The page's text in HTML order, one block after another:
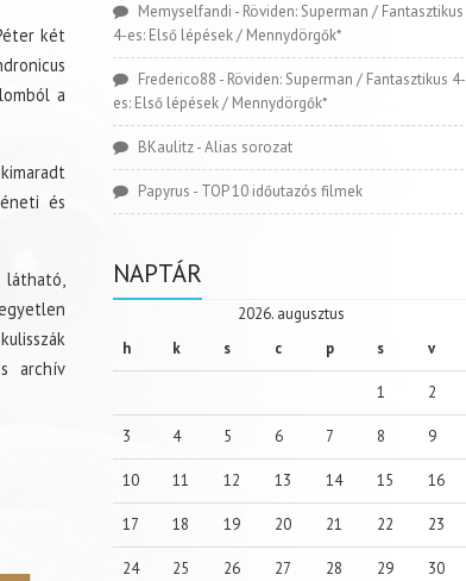
két
a
és
látható,
archív
Memyselfandi - Röviden: Superman / Fantasztikus
4-es: Első lépések / Mennydörgők*
Frederico88 - Röviden: Superman / Fantasztikus 4-
es: Első lépések / Mennydörgők*
BKaulitz-Alias sorozat
Papyrus - TOP 10 időutazós filmek
NAPTÁR
2026. augusztus
h
k s c p s v
1 2
3 4 5 6 7 8 9
10 11 12 13 14 15 16
17 18 19 20 21 22 23
24 25 26 27 28 29 30